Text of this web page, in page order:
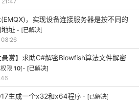
，实现设备连接服务器是按不同的
址 - [已解决]
悬赏】求助C#解密Blowfish算法文件解密
限 10]- [已解决]
生成一个x32和x64程序 - [已解决]